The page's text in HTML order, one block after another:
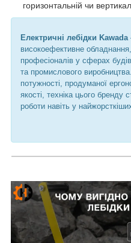
горизонтальній чи
Електричні лебідки Kawada
високоефективне
професіоналів у сферах
та промислового
потужності, продуманої
якості, техніка цього бренду
роботи навіть у